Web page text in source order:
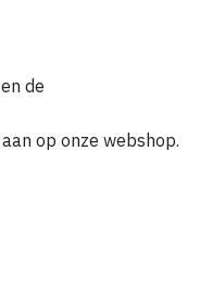
de
op onze webshop.